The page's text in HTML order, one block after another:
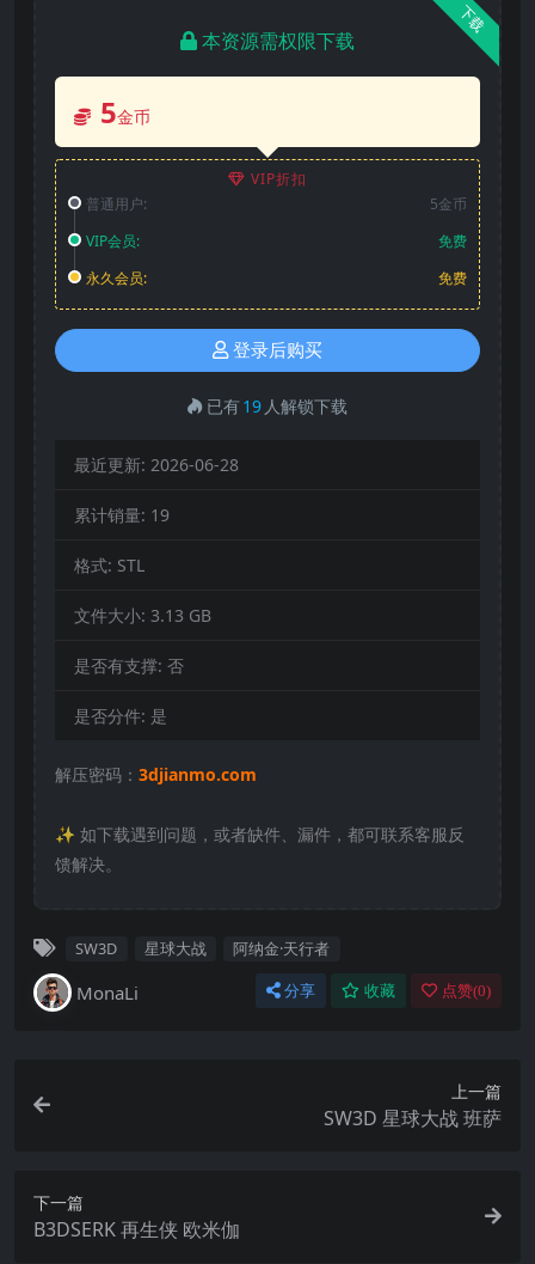
下载
本资源需权限下载
5金币
VIP折扣
普通用户:
5金币
VIP会员:
免费
永久会员:
免费
登录后购买
已有19 人解锁下载
最近更新: 2026-06-28
累计销量: 19
格式: STL
文件大小: 3.13 GB
是否有支撑: 否
是否分件: 是
解压密码： 3djianmo.com
✨️ 如下载遇到问题，或者缺件、漏件，都可联系客服反
馈解决。
SW3D 星球大战 阿纳金·天行者
MonaLi 分享 收藏 点赞(0)
上一篇
SW3D 星球大战 班萨
下一篇
B3DSERK 再生侠 欧米伽